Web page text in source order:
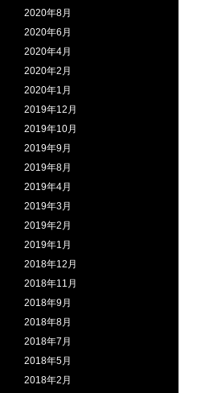
2020年8月
2020年6月
2020年4月
2020年2月
2020年1月
2019年12月
2019年10月
2019年9月
2019年8月
2019年4月
2019年3月
2019年2月
2019年1月
2018年12月
2018年11月
2018年9月
2018年8月
2018年7月
2018年5月
2018年2月